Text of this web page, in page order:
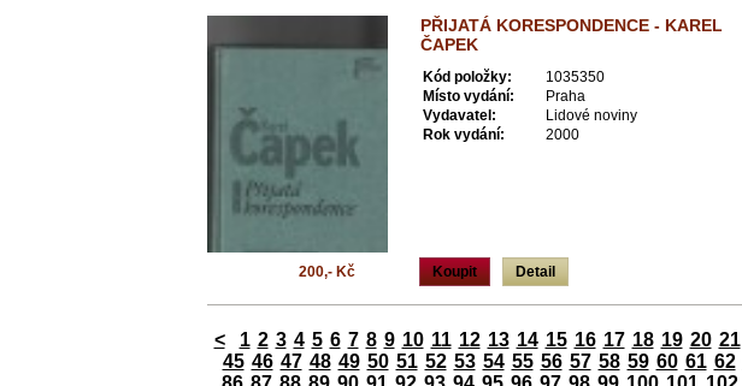
PŘIJATÁ KORESPONDENCE - KAREL
ČAPEK
Kód položky:
1035350
Místo vydání:
Praha
Vydavatel:
Lidové noviny
Rok vydání:
2000
Koupit Detail
200,- Kč
< 1 2 3 4 5 6 7 8 9 10 11 12 13 14 15 16 17 18 19 20 21
45 46 47 48 49 50 51 52 53 54 55 56 57 58 59 60 61 62